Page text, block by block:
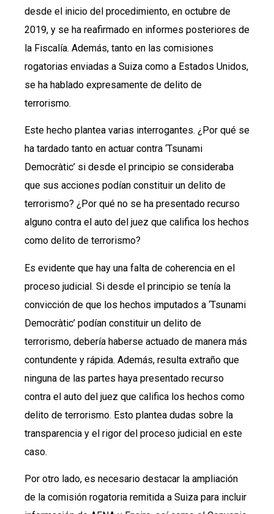
desde el inicio del procedimiento, en octubre de
2019, y se ha reafirmado en informes posteriores de
la Fiscalía. Además, tanto en las comisiones
rogatorias enviadas a Suiza como a Estados Unidos,
se ha hablado expresamente de delito de
terrorismo.
Este hecho plantea varias interrogantes. ¿Por qué se
ha tardado tanto en actuar contra ‘Tsunami
Democràtic’ si desde el principio se consideraba
que sus acciones podían constituir un delito de
terrorismo? ¿Por qué no se ha presentado recurso
alguno contra el auto del juez que califica los hechos
como delito de terrorismo?
Es evidente que hay una falta de coherencia en el
proceso judicial. Si desde el principio se tenía la
convicción de que los hechos imputados a ‘Tsunami
Democràtic’ podían constituir un delito de
terrorismo, debería haberse actuado de manera más
contundente y rápida. Además, resulta extraño que
ninguna de las partes haya presentado recurso
contra el auto del juez que califica los hechos como
delito de terrorismo. Esto plantea dudas sobre la
transparencia y el rigor del proceso judicial en este
caso.
Por otro lado, es necesario destacar la ampliación
de la comisión rogatoria remitida a Suiza para incluir